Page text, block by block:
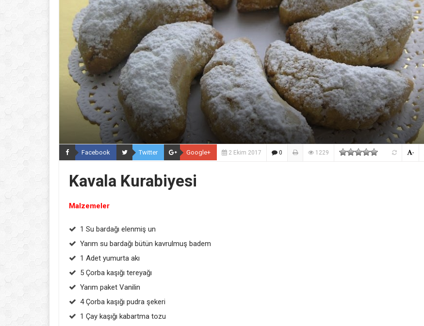
Facebook Twitter Google+ 2 Ekim 2017 0 1229 -
Kavala Kurabiyesi
Malzemeler
1 Su bardağı elenmiş un
Yarım su bardağı bütün kavrulmuş badem
1 Adet yumurta akı
5 Çorba kaşığı tereyağı
Yarım paket Vanilin
4 Çorba kaşığı pudra şekeri
1 Çay kaşığı kabartma tozu